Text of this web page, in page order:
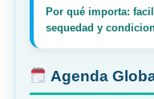
Por qué importa:
sequedad y
Agenda